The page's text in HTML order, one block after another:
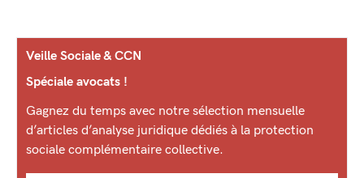
Veille Sociale & CCN
Spéciale avocats !
Gagnez du temps avec notre sélection mensuelle
d’articles d’analyse juridique dédiés à la protection
sociale complémentaire collective.